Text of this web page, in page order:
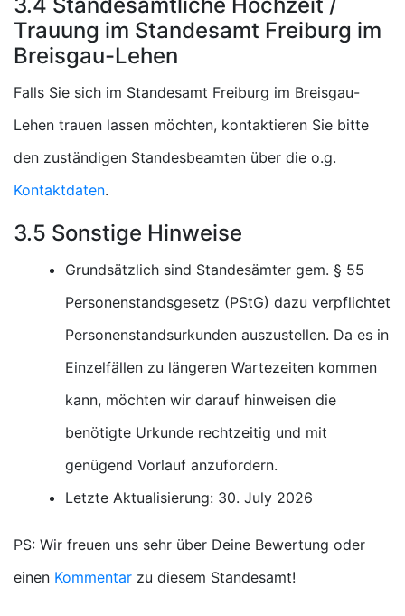
Trauung im Standesamt Freiburg im
Breisgau-Lehen
Falls Sie sich im Standesamt Freiburg im Breisgau-
Lehen trauen lassen möchten, kontaktieren Sie bitte
den zuständigen Standesbeamten über die o.g.
Kontaktdaten.
3.5 Sonstige Hinweise
Grundsätzlich sind Standesämter gem. § 55
Personenstandsgesetz (PStG) dazu verpflichtet
Personenstandsurkunden auszustellen. Da es in
Einzelfällen zu längeren Wartezeiten kommen
kann, möchten wir darauf hinweisen die
benötigte Urkunde rechtzeitig und mit
genügend Vorlauf anzufordern.
Letzte Aktualisierung: 30. July 2026
PS: Wir freuen uns sehr über Deine Bewertung oder
einen Kommentar zu diesem Standesamt!